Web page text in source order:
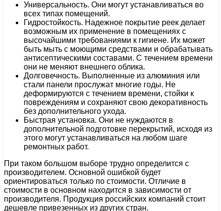
Универсальность. Они могут устанавливаться во
всех типах помещений.
Гидростойкость. Надежное покрытие реек делает
возможным их применение в помещениях с
высочайшими требованиями к гигиене. Их может
быть мыть с моющими средствами и обрабатывать
антисептическими составами. С течением времени
они не меняют внешнего облика.
Долговечность. Выполненные из алюминия или
стали панели прослужат многие годы. Не
деформируются с течением времени, стойки к
повреждениям и сохраняют свою декоративность
без дополнительного ухода.
Быстрая установка. Они не нуждаются в
дополнительной подготовке перекрытий, исходя из
этого могут устанавливаться на любом шаге
ремонтных работ.
При таком большом выборе трудно определится с
производителем. Основной ошибкой будет
ориентироваться только по стоимости. Отличие в
стоимости в основном находится в зависимости от
производителя. Продукция российских компаний стоит
дешевле привезенных из других стран.